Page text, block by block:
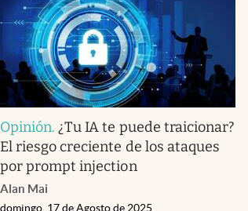
El Cronista Studio
Mediakit
abre en nueva pestaña
Opinión. ¿Tu IA te puede traicionar?
El riesgo creciente de los ataques
por prompt injection
Alan Mai
domingo, 17 de Agosto de 2025